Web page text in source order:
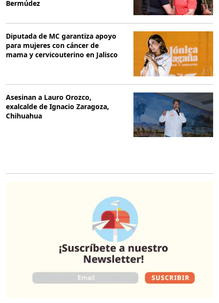
Bermúdez
Diputada de MC garantiza apoyo
para mujeres con cáncer de
mama y cervicouterino en Jalisco
Asesinan a Lauro Orozco,
exalcalde de Ignacio Zaragoza,
Chihuahua